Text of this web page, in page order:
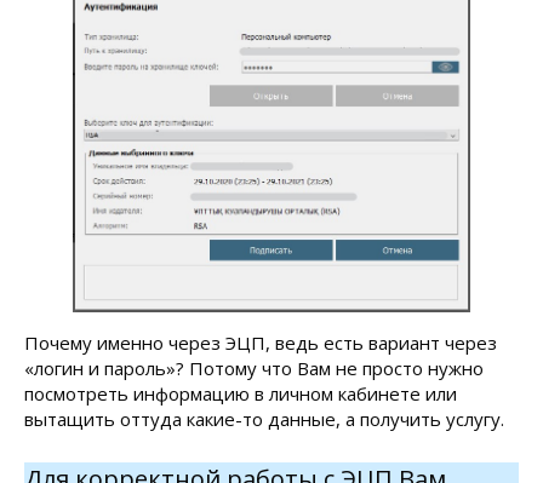
Почему именно через ЭЦП, ведь есть вариант через
«логин и пароль»? Потому что Вам не просто нужно
посмотреть информацию в личном кабинете или
вытащить оттуда какие-то данные, а получить услугу.